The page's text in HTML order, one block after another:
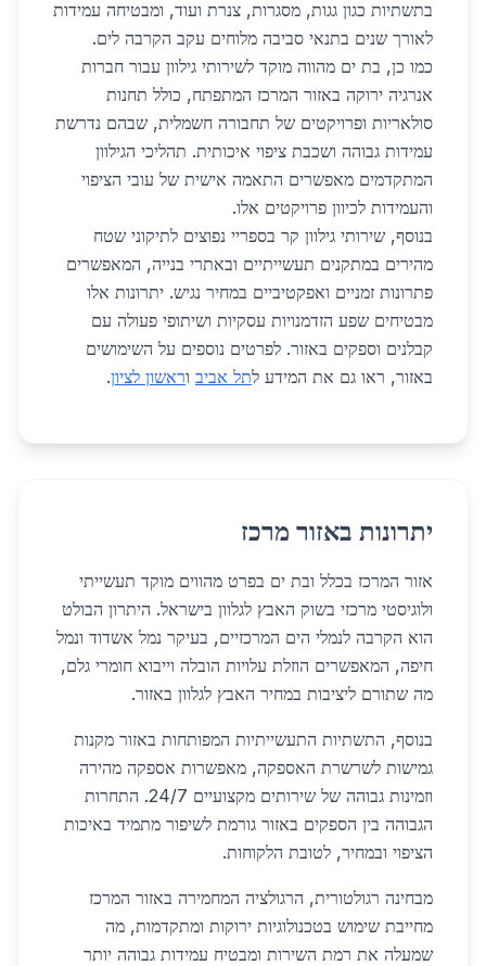
בתשתיות כגון גגות, מסגרות, צנרת ועוד, ומבטיחה עמידות
לאורך שנים בתנאי סביבה מלוחים עקב הקרבה לים.
כמו כן, בת ים מהווה מוקד לשירותי גילוון עבור חברות
אנרגיה ירוקה באזור המרכז המתפתח, כולל תחנות
סולאריות ופרויקטים של תחבורה חשמלית, שבהם נדרשת
עמידות גבוהה ושכבת ציפוי איכותית. תהליכי הגילוון
המתקדמים מאפשרים התאמה אישית של עובי הציפוי
והעמידות לכיוון פרויקטים אלו.
בנוסף, שירותי גילוון קר בספריי נפוצים לתיקוני שטח
מהירים במתקנים תעשייתיים ובאתרי בנייה, המאפשרים
פתרונות זמניים ואפקטיביים במחיר נגיש. יתרונות אלו
מבטיחים שפע הזדמנויות עסקיות ושיתופי פעולה עם
קבלנים וספקים באזור. לפרטים נוספים על השימושים
באזור, ראו גם את המידע לתל אביב וראשון לציון.
יתרונות באזור מרכז
אזור המרכז בכלל ובת ים בפרט מהווים מוקד תעשייתי
ולוגיסטי מרכזי בשוק האבץ לגלוון בישראל. היתרון הבולט
הוא הקרבה לנמלי הים המרכזיים, בעיקר נמל אשדוד ונמל
חיפה, המאפשרים הוזלת עלויות הובלה וייבוא חומרי גלם,
מה שתורם ליציבות במחיר האבץ לגלוון באזור.
בנוסף, התשתיות התעשייתיות המפותחות באזור מקנות
גמישות לשרשרת האספקה, מאפשרות אספקה מהירה
וזמינות גבוהה של שירותים מקצועיים 24/7. התחרות
הגבוהה בין הספקים באזור גורמת לשיפור מתמיד באיכות
הציפוי ובמחיר, לטובת הלקוחות.
מבחינה רגולטורית, הרגולציה המחמירה באזור המרכז
מחייבת שימוש בטכנולוגיות ירוקות ומתקדמות, מה
שמעלה את רמת השירות ומבטיח עמידות גבוהה יותר